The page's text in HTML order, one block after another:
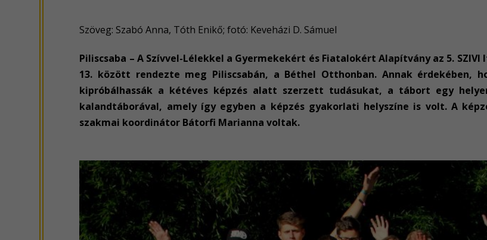
Szöveg: Szabó Anna, Tóth Enikő; fotó: Keveházi D. Sámuel
Piliscsaba – A Szívvel-Lélekkel a Gyermekekért és Fiatalokért Alapítvány az 5.
13. között rendezte meg Piliscsabán, a Béthel Otthonban. Annak érdekében,
kipróbálhassák a kétéves képzés alatt szerzett tudásukat, a tábort egy
kalandtáborával, amely így egyben a képzés gyakorlati helyszíne is volt. A
szakmai koordinátor Bátorfi Marianna voltak.